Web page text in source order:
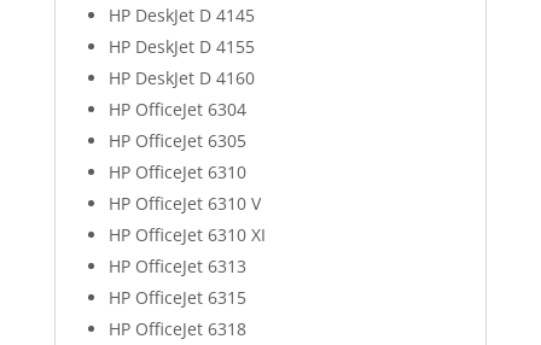
HP DeskJet D 4145
HP DeskJet D 4155
HP DeskJet D 4160
HP OfficeJet 6304
HP OfficeJet 6305
HP OfficeJet 6310
HP OfficeJet 6310 V
HP OfficeJet 6310 XI
HP OfficeJet 6313
HP OfficeJet 6315
HP OfficeJet 6318